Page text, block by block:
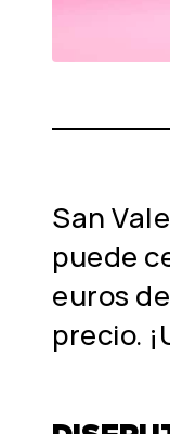
San
puede
euros
precio.